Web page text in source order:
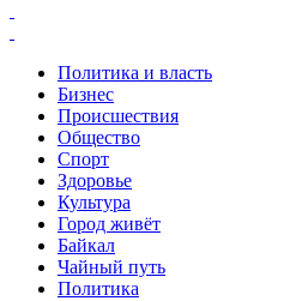
Политика и власть
Бизнес
Происшествия
Общество
Cпорт
Здоровье
Культура
Город живёт
Байкал
Чайный путь
Политика